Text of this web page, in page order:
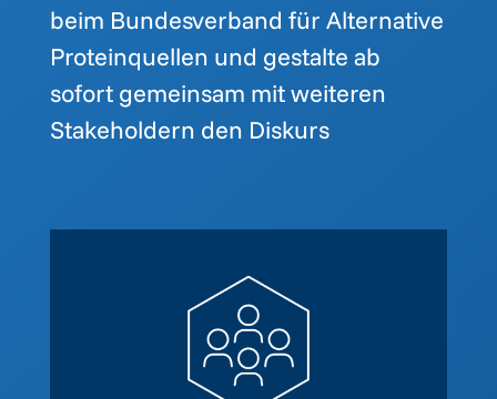
beim Bundesverband für Alternative
Proteinquellen und gestalte ab
sofort gemeinsam mit weiteren
Stakeholdern den Diskurs